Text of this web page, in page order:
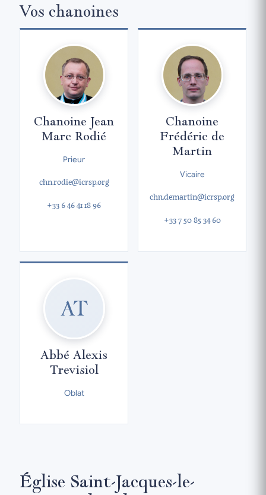
Vos chanoines
Chanoine Jean
Marc Rodié
Prieur
chn.rodie@icrsp.org
+33 6 46 41 18 96
Chanoine
Frédéric de
Martin
Vicaire
chn.demartin@icrsp.org
+33 7 50 85 34 60
AT
Abbé Alexis
Trevisiol
Oblat
Église Saint-Jacques-le-